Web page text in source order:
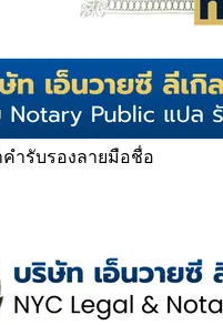
ำรับรองลายมือชื่อ